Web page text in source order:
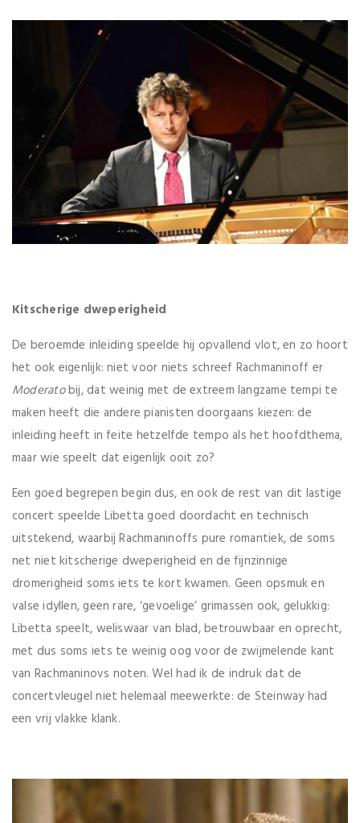
Kitscherige dweperigheid
De beroemde inleiding speelde hij opvallend vlot, en zo hoort
het ook eigenlijk: niet voor niets schreef Rachmaninoff er
Moderatobij, dat weinig met de extreem langzame tempi te
maken heeft die andere pianisten doorgaans kiezen: de
inleiding heeft in feite hetzelfde tempo als het hoofdthema,
maar wie speelt dat eigenlijk ooit zo?
Een goed begrepen begin dus, en ook de rest van dit lastige
concert speelde Libetta goed doordacht en technisch
uitstekend, waarbij Rachmaninoffs pure romantiek, de soms
net niet kitscherige dweperigheid en de fijnzinnige
dromerigheid soms iets te kort kwamen. Geen opsmuk en
valse idyllen, geen rare, ‘gevoelige’ grimassen ook, gelukkig:
Libetta speelt, weliswaar van blad, betrouwbaar en oprecht,
met dus soms iets te weinig oog voor de zwijmelende kant
van Rachmaninovs noten. Wel had ik de indruk dat de
concertvleugel niet helemaal meewerkte: de Steinway had
een vrij vlakke klank.